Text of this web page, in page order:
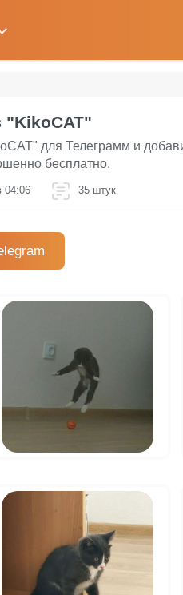
"KikoCAT"
для Телеграмм и
бесплатно.
04:06 35 штук